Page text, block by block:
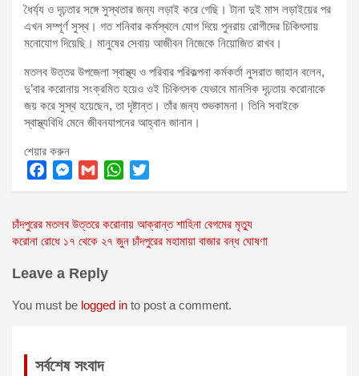
ধৈর্য্য ও দৃঢ়তার সঙ্গে সুস্থতার জন্য লড়াই করে গেছি। টানা দুই মাস লড়াইয়ের পর
এখন সম্পূর্ণ সুস্থ। গত শনিবার কর্মস্থলে যোগ দিয়ে পুনরায় রোগীদের চিকিৎসায়
মনোযোগ দিয়েছি। মানুষের সেবায় আজীবন নিজেকে নিয়োজিত রাখব।
মতলব উত্তর উপজেলা স্বাস্থ্য ও পরিবার পরিকল্পনা কর্মকর্তা নুসরাত জাহান বলেন,
দু’বার করোনায় সংক্রমিত হয়েও ওই চিকিৎসক যেভাবে মানসিক দৃঢ়তায় করোনাকে
জয় করে সুস্থ হয়েছেন, তা দৃষ্টান্ত। তাঁর জন্য শুভকামনা। তিনি সবাইকে
স্বাস্থ্যবিধি মেনে জীবনযাপনের আহ্বান জানান।
শেয়ার করুন
F
c
e
o
M
s
s
g
G
a
i
W
a
t
A
p
T
i
r
Post
চাঁদপুরের মতলব উত্তরে করোনায় আক্রান্ত শাহিনা বেগমের মৃত্যু
করোনা রোধে ১৭ থেকে ২৭ জুন চাঁদপুরের মহামায়া বাজার বন্ধ ঘোষণা
Leave a Reply
You must be logged in to post a comment.
সর্বশেষ সংবাদ